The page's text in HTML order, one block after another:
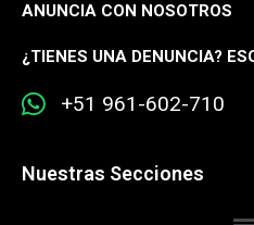
ANUNCIA CON NOSOTROS
¿TIENES UNA DENUNCIA?
+51 961-602-710
Nuestras Secciones